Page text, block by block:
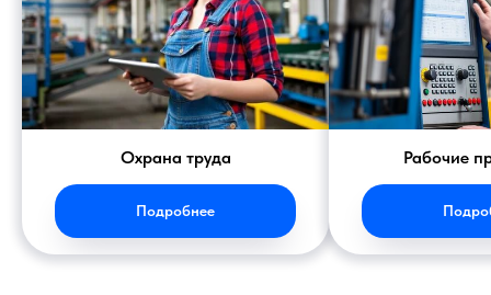
Охрана труда
Подробнее
Рабочие